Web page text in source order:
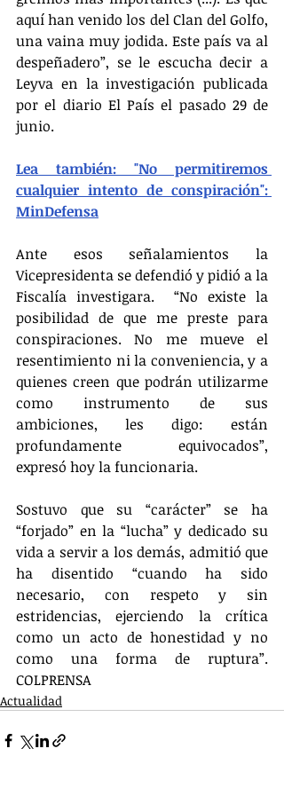
aquí han venido los del Clan del Golfo,
una vaina muy jodida. Este país va al
despeñadero”, se le escucha decir a
Leyva en la investigación publicada
por el diario El País el pasado 29 de
junio.
Lea también: "No permitiremos
cualquier intento de conspiración":
MinDefensa
Ante esos señalamientos la
Vicepresidenta se defendió y pidió a la
Fiscalía investigara.  “No existe la
posibilidad de que me preste para
conspiraciones. No me mueve el
resentimiento ni la conveniencia, y a
quienes creen que podrán utilizarme
como instrumento de sus
ambiciones, les digo: están
profundamente equivocados”,
expresó hoy la funcionaria.
Sostuvo que su “carácter” se ha
“forjado” en la “lucha” y dedicado su
vida a servir a los demás, admitió que
ha disentido “cuando ha sido
necesario, con respeto y sin
estridencias, ejerciendo la crítica
como un acto de honestidad y no
como una forma de ruptura”.
COLPRENSA
Actualidad